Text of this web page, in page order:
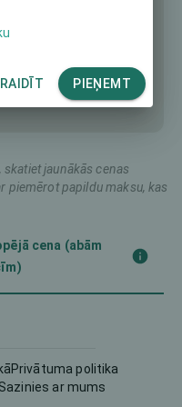
skatiet jaunākās cenas
piemērot papildu maksu, kas
cena (abām
Privātuma politika
Sazinies ar mums
PIEŅEMT